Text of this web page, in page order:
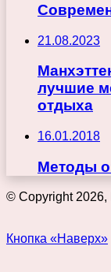
21.08.2023
лучшие
отдыха
16.01.2018
Методы
© Copyright 2026,
Кнопка «Наверх»